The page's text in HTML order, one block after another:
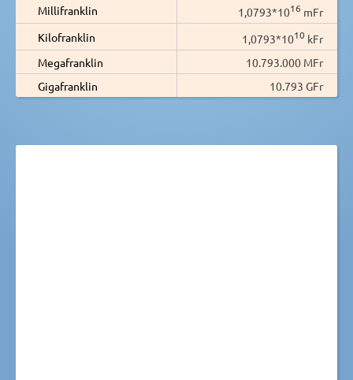
Millifranklin
1,0793*1016 mFr
Kilofranklin
1,0793*1010 kFr
Megafranklin
10.793.000 MFr
Gigafranklin
10.793 GFr